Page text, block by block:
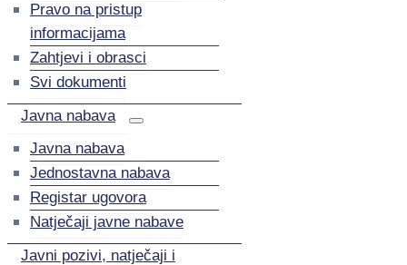
Pravo na pristup
informacijama
Zahtjevi i obrasci
Svi dokumenti
Javna nabava
Javna nabava
Jednostavna nabava
Registar ugovora
Natječaji javne nabave
Javni pozivi, natječaji i